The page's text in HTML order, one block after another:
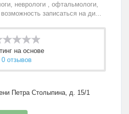
неврологи , офтальмологи,
записаться на ди...
на основе
0 отзывов
Петра Столыпина, д. 15/1